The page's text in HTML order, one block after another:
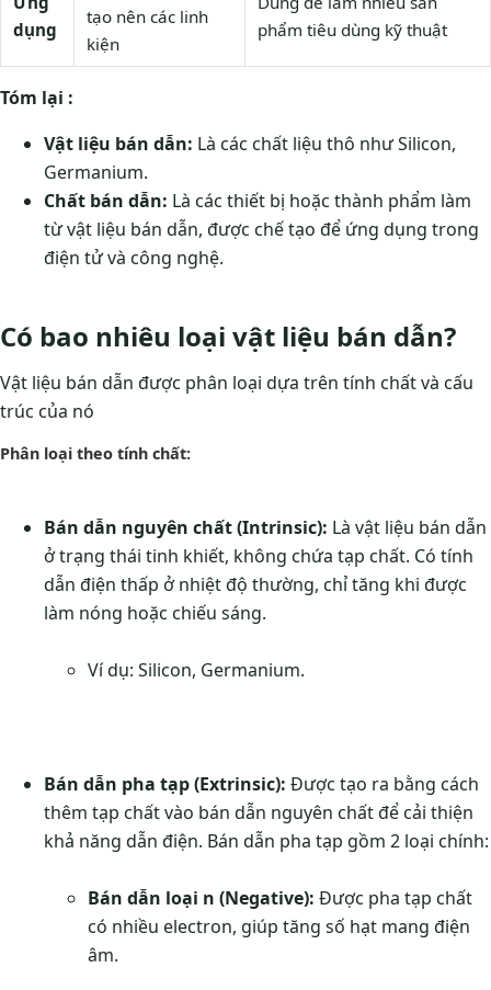
dụng
tạo nên các linh
kiện
phẩm tiêu dùng kỹ thuật
Tóm lại :
Vật liệu bán dẫn: Là các chất liệu thô như Silicon,
Germanium.
Chất bán dẫn: Là các thiết bị hoặc thành phẩm làm
từ vật liệu bán dẫn, được chế tạo để ứng dụng trong
điện tử và công nghệ.
Có bao nhiêu loại vật liệu bán dẫn?
Vật liệu bán dẫn được phân loại dựa trên tính chất và cấu
trúc của nó
Phân loại theo tính chất:
Bán dẫn nguyên chất (Intrinsic): Là vật liệu bán dẫn
ở trạng thái tinh khiết, không chứa tạp chất. Có tính
dẫn điện thấp ở nhiệt độ thường, chỉ tăng khi được
làm nóng hoặc chiếu sáng.
Ví dụ: Silicon, Germanium.
Bán dẫn pha tạp (Extrinsic): Được tạo ra bằng cách
thêm tạp chất vào bán dẫn nguyên chất để cải thiện
khả năng dẫn điện. Bán dẫn pha tạp gồm 2 loại chính:
Bán dẫn loại n (Negative): Được pha tạp chất
có nhiều electron, giúp tăng số hạt mang điện
âm.